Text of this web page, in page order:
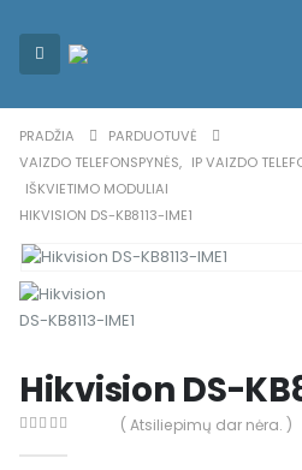
PRADŽIA
PARDUOTUVĖ
VAIZDO TELEFONSPYNĖS, IP VAIZDO
IŠKVIETIMO MODULIAI
HIKVISION DS-KB8113-IME1
Hikvision DS-
( Atsiliepimų dar nėra. )